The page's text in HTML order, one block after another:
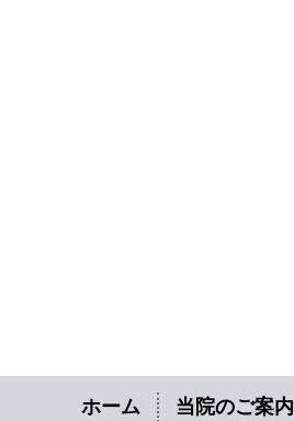
ホーム 当院のご案内